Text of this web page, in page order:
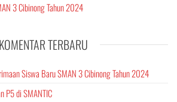
3 Cibinong Tahun 2024
KOMENTAR TERBARU
Siswa Baru SMAN 3 Cibinong Tahun 2024
P5 di SMANTIC